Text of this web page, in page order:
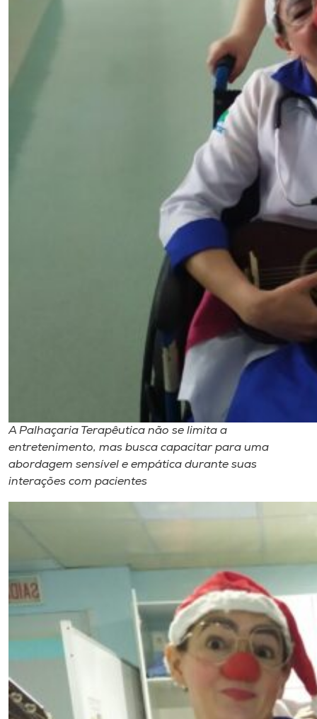
A Palhaçaria Terapêutica não se limita a
entretenimento, mas busca capacitar para uma
abordagem sensível e empática durante suas
interações com pacientes